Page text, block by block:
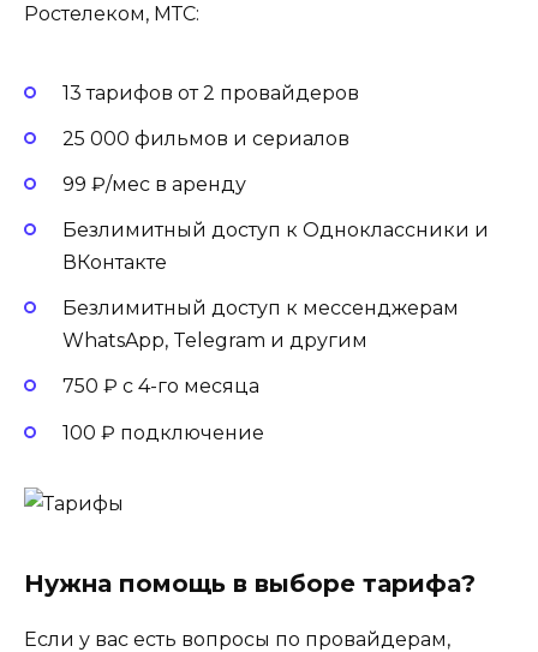
Ростелеком, МТС:
13 тарифов от 2 провайдеров
25 000 фильмов и сериалов
99 ₽/мес в аренду
Безлимитный доступ к Одноклассники и
ВКонтакте
Безлимитный доступ к мессенджерам
WhatsApp, Telegram и другим
750 ₽ с 4-го месяца
100 ₽ подключение
Нужна помощь в выборе тарифа?
Если у вас есть вопросы по провайдерам,